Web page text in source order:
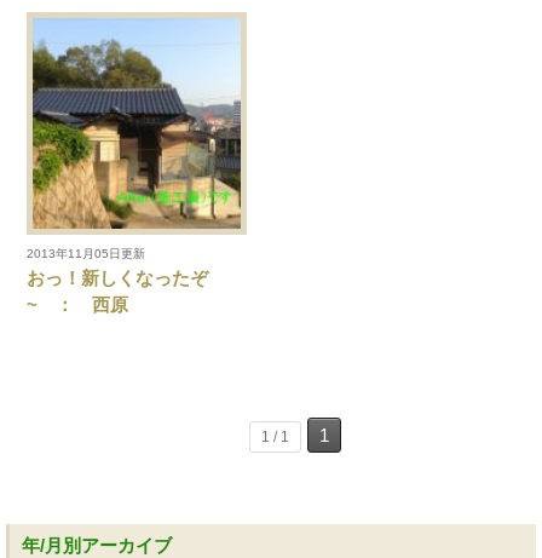
2013年11月05日更新
おっ！新しくなったぞ
~ ： 西原
1 / 1 1
年/月別アーカイブ